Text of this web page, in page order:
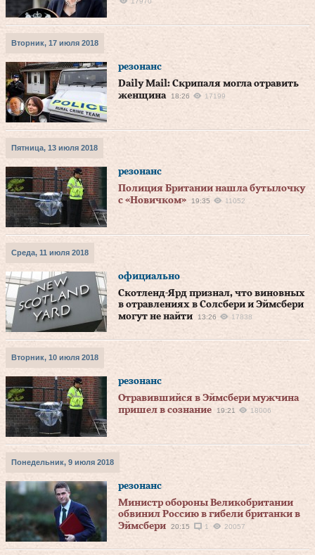
Вторник, 17 июля 2018
резонанс
Daily Mail: Скрипаля могла отравить
женщина
18:26 17199
Пятница, 13 июля 2018
резонанс
Полиция Британии нашла бутылочку
с «Новичком»
19:35 11052
Среда, 11 июля 2018
официально
Скотленд-Ярд признал, что виновных
в отравлениях в Солсбери и Эймсбери
могут не найти
13:26 17838
Вторник, 10 июля 2018
резонанс
Отравившийся в Эймсбери мужчина
пришел в сознание
19:21 18006
Понедельник, 9 июля 2018
резонанс
Министр обороны Великобритании
обвинил Россию в гибели британки в
Эймсбери
20:15 1 20057